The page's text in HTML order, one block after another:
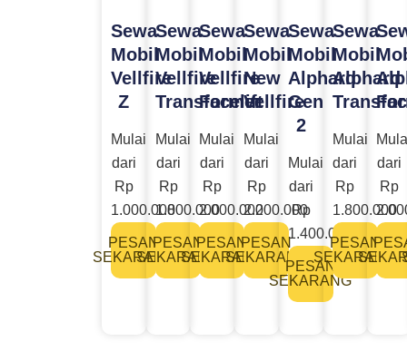
Sewa
Mobil
Vellfire
Z
Mulai
dari
Rp
1.000.000
PESAN
SEKARANG
Sewa
Mobil
Vellfire
Transformer
Mulai
dari
Rp
1.800.000
PESAN
SEKARANG
Sewa
Mobil
Vellfire
Facelift
Mulai
dari
Rp
2.000.000
PESAN
SEKARANG
Sewa
Mobil
New
Vellfire
Mulai
dari
Rp
2.200.000
PESAN
SEKARANG
Sewa
Mobil
Alphard
Gen
2
Mulai
dari
Rp
1.400.000
PESAN
SEKARANG
Sewa
Mobil
Alphard
Mulai
dari
Rp
1.800.000
PESAN
SEKARANG
dari
Rp